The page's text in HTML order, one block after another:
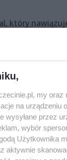
który
dialogi
tak czaruje
Yorku, a
prostej
ta,
– 25 lat po
my
na urządzeniu
wysyłane przez
wybór
Użytkownika
aktywnie